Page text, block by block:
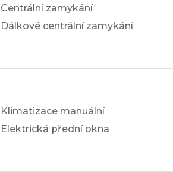
Centrální zamykání
Dálkové centrální zamykání
Klimatizace manuální
Elektrická přední okna